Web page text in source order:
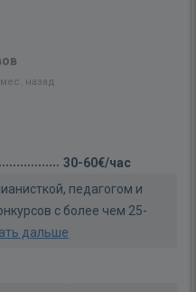
назад
30-60€/час
педагогом и
с более чем 25-
дальше